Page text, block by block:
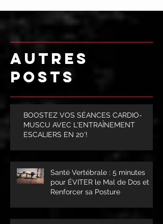
AUTRES
POSTS
BOOSTEZ VOS SÉANCES CARDIO-
MUSCU AVEC L'ENTRAÎNEMENT
ESCALIERS EN 20'!
Santé Vertébrale : 5 minutes
pour ÉVITER le Mal de Dos et
Renforcer sa Posture